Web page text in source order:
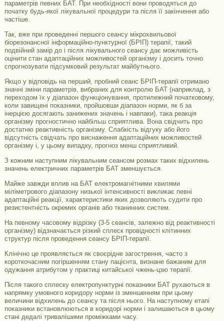
параметрів певних БАТ. При необхідності вони проводяться до
початку будь-якої лікувальної процедури та після її закінчення або
частіше.
Так, вже при проведенні першого сеансу мікрохвильової
біорезонансної інформаційно-пунктурної (БРІП) терапії, такий
подвійний замір до і після лікувального сеансу дає можливість
оцінити стан адаптаційних можливостей організму і досить точно
спрогнозувати підсумковий результат майбутнього.
Якщо у відповідь на перший, пробний сеанс БРІП-терапії отримано
значні зміни параметрів, вибраних для контролю БАТ (наприклад, з
переходом їх у діапазон функціонування, протилежний початковому,
коли завищені показники, пройшовши діапазон норми, як б за
інерцією досягають занижених значень і навпаки), така реакція
організму прогностично найбільш сприятлива. Вона свідчить про
достатню реактивність організму. Слабкість відгуку або його
відсутність свідчать про виснаження адаптаційних можливостей
організму і, у цьому випадку, прогноз менш сприятливий.
З кожним наступним лікувальним сеансом розмах таких відхилень
значень електричних параметрів БАТ зменшується.
Майже завжди вплив на БАТ електромагнітними хвилями
міліметрового діапазону низької інтенсивності викликає певні
адаптаційні реакції, характеристики яких дозволяють судити про
резистентність окремих органів або тканинних систем.
На певному часовому відрізку (3-5 сеансів, залежно від реактивності
організму) відзначається різкий сплеск провідності клітинних
структур після проведення сеансу БРІП-терапії.
Клінічно це проявляється як своєрідне загострення, часто з
короткочасним погіршенням стану пацієнта, визнане бажаним для
одужання атрибутом у практиці китайської чжень-цзю терапії.
Після такого сплеску електропунктурні показники БАТ рухаються в
напрямку умовного коридору норми із зменшенням при цьому
величини відхилень до сеансу та після нього. На наступному етапі
показники встановлюються в коридорі норми і залишаються в цьому
стані дедалі тривалішими проміжками часу.